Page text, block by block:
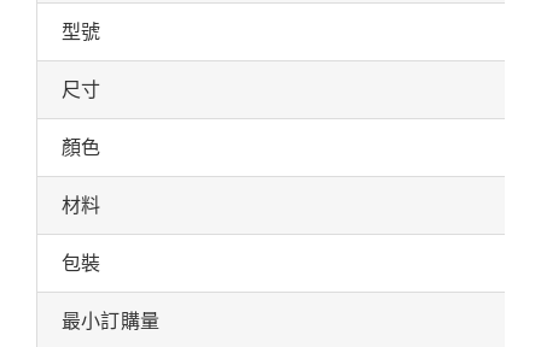
型號
尺寸
顏色
材料
包裝
最小訂購量